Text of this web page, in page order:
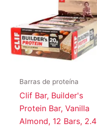
Barras de proteína
Clif Bar, Builder's
Protein Bar, Vanilla
Almond, 12 Bars, 2.4